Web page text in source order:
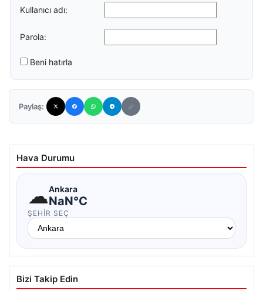
Kullanıcı adı:
Parola:
Beni hatırla
Paylaş:
Hava Durumu
☁Ankara
NaN°C
ŞEHIR SEÇ
Bizi Takip Edin